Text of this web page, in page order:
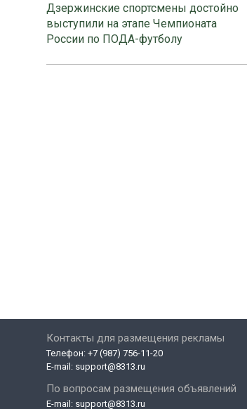
Дзержинские спортсмены достойно
выступили на этапе Чемпионата
России по ПОДА-футболу
Контакты для размещения рекламы
Телефон: +7 (987) 756-11-20
E-mail: support@8313.ru
По вопросам размещения объявлений
E-mail: support@8313.ru